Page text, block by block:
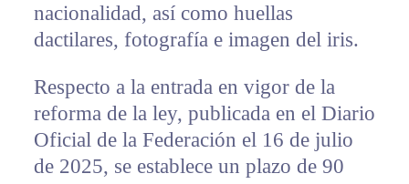
nacionalidad, así como huellas
dactilares, fotografía e imagen del iris.
Respecto a la entrada en vigor de la
reforma de la ley, publicada en el Diario
Oficial de la Federación el 16 de julio
de 2025, se establece un plazo de 90